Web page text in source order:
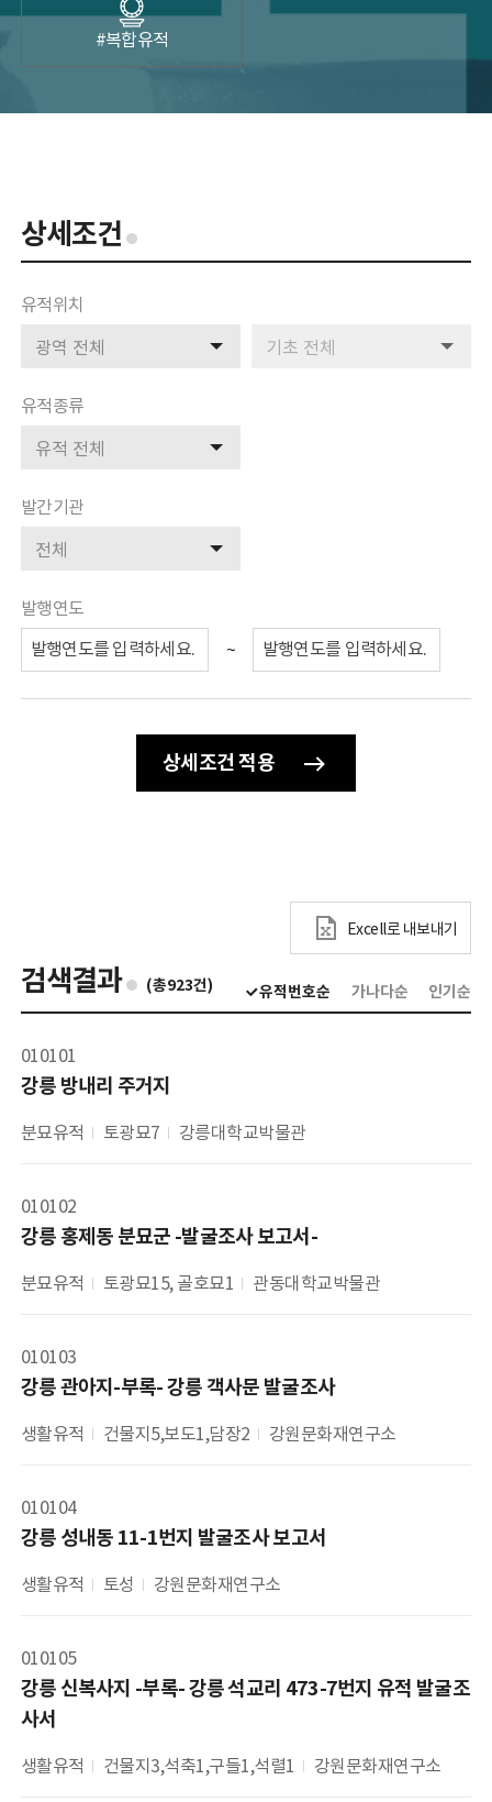
행사/교육
일정
목포해양유물전시관 교육
자료마당
우리배 용어사전
정보공개
공공데이터 개방
이용마당
모바일 관리
개인정보처리방침
읽기전용프로그램 안내
#복합유적
상세조건
유적위치
유적종류
발간기관
발행연도
~
상세조건 적용
Excell로 내보내기
검색결과 (총923건) 유적번호순 가나다순 인기순
010101
강릉 방내리 주거지
분묘유적 토광묘7 강릉대학교박물관
010102
강릉 홍제동 분묘군 -발굴조사 보고서-
분묘유적 토광묘15, 골호묘1 관동대학교박물관
010103
강릉 관아지-부록- 강릉 객사문 발굴조사
생활유적 건물지5,보도1,담장2 강원문화재연구소
010104
강릉 성내동 11-1번지 발굴조사 보고서
생활유적 토성 강원문화재연구소
010105
강릉 신복사지 -부록- 강릉 석교리 473-7번지 유적 발굴조
사서
생활유적 건물지3,석축1,구들1,석렬1 강원문화재연구소